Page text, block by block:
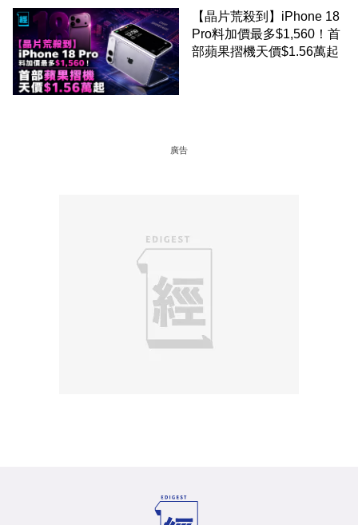
【晶片荒殺到】iPhone 18
Pro料加價最多$1,560！首
部蘋果摺機天價$1.56萬起
廣告